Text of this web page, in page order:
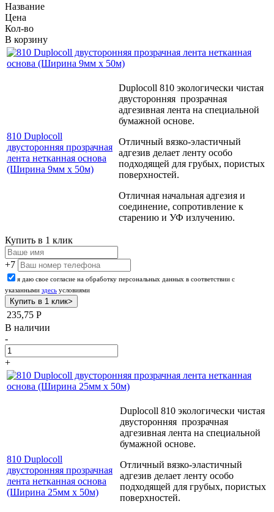
Название
Цена
Кол-во
В корзину
810 Duplocoll
двусторонняя прозрачная
лента нетканная основа
(Ширина 9мм х 50м)
Duplocoll 810 экологически чистая
двусторонняя прозрачная
адгезивная лента на специальной
бумажной основе.
Отличный вязко-эластичный
адгезив делает ленту особо
подходящей для грубых, пористых
поверхностей.
Отличная начальная адгезия и
соединение, сопротивление к
старению и УФ излучению.
Купить в 1 клик
+7
я даю свое согласие на обработку персональных данных в соответствии с
указанными здесь условиями
235,75 Р
В наличии
-
+
810 Duplocoll
двусторонняя прозрачная
лента нетканная основа
(Ширина 25мм х 50м)
Duplocoll 810 экологически чистая
двусторонняя прозрачная
адгезивная лента на специальной
бумажной основе.
Отличный вязко-эластичный
адгезив делает ленту особо
подходящей для грубых, пористых
поверхностей.